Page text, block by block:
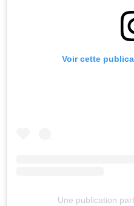
Voir cette
Une publication